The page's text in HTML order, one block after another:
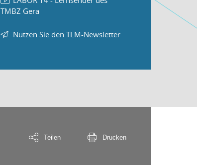
TMBZ Gera
Nutzen Sie den TLM-Newsletter
Teilen Drucken